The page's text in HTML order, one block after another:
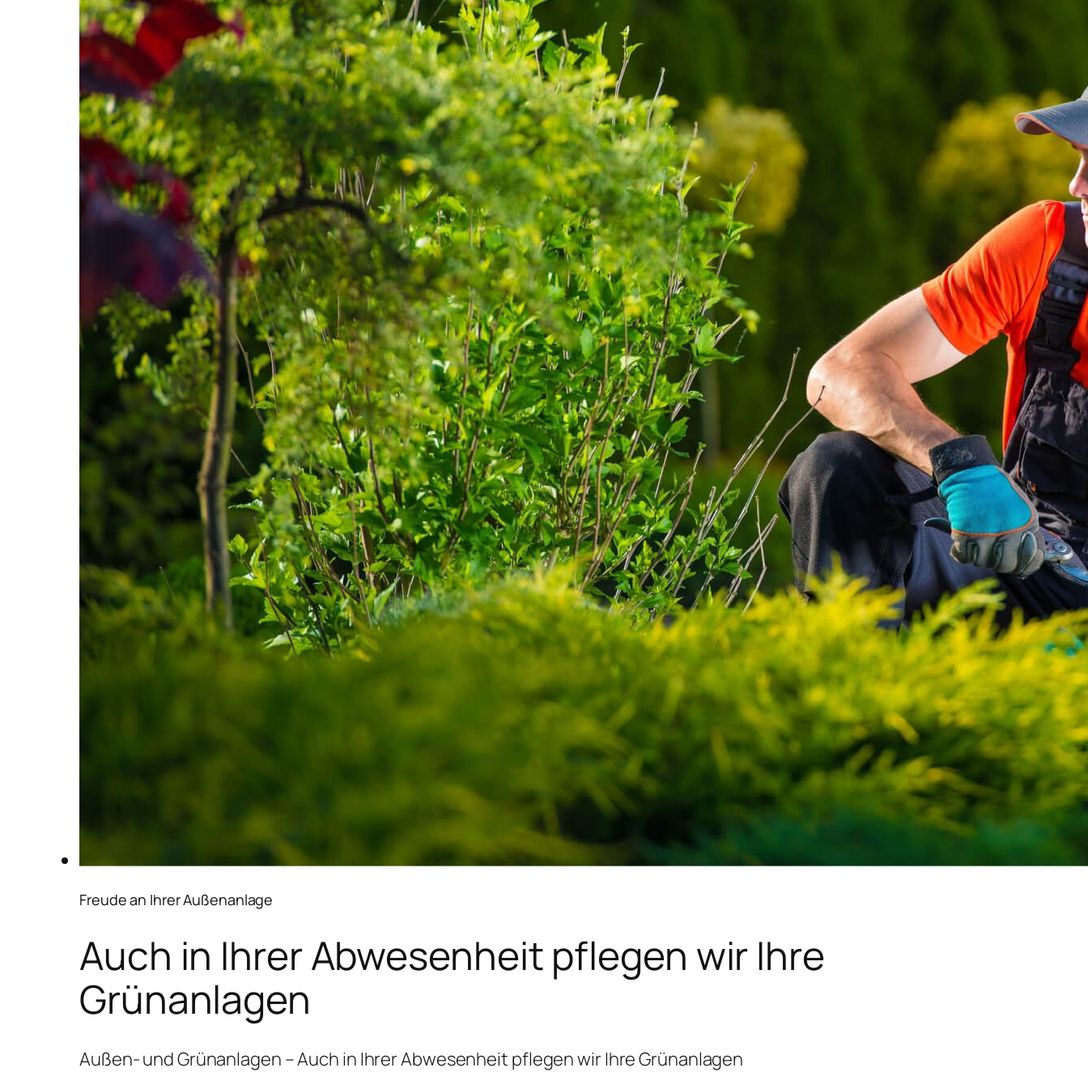
Freude an Ihrer Außenanlage
Auch in Ihrer Abwesenheit pflegen wir Ihre
Grünanlagen
Außen- und Grünanlagen – Auch in Ihrer Abwesenheit pflegen wir Ihre Grünanlagen